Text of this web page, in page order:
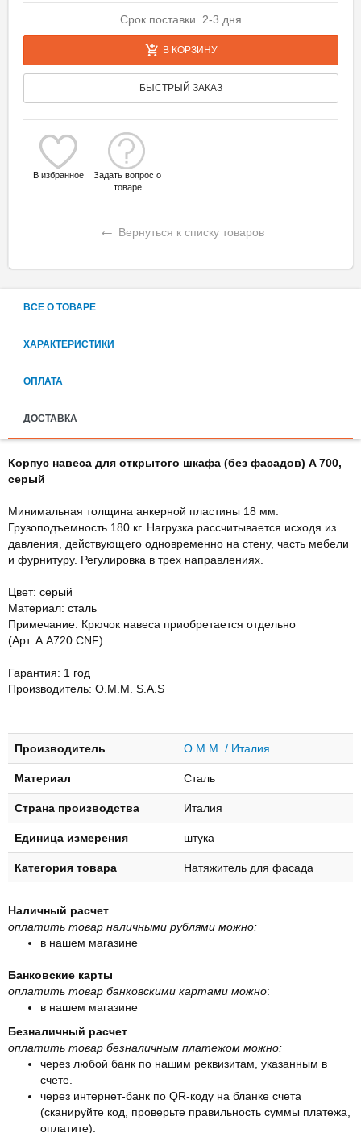
Срок поставки 2-3 дня
В КОРЗИНУ
БЫСТРЫЙ ЗАКАЗ
В избранное
Задать вопрос о
товаре
← Вернуться к списку товаров
ВСЕ О ТОВАРЕ
ХАРАКТЕРИСТИКИ
ОПЛАТА
ДОСТАВКА
Корпус навеса для открытого шкафа (без фасадов) A 700,
серый
Минимальная толщина анкерной пластины 18 мм.
Грузоподъемность 180 кг. Нагрузка рассчитывается исходя из
давления, действующего одновременно на стену, часть мебели
и фурнитуру. Регулировка в трех направлениях.
Цвет: серый
Материал: сталь
Примечание: Крючок навеса приобретается отдельно
(Арт. A.A720.CNF)
Гарантия: 1 год
Производитель: O.M.M. S.A.S
Производитель O.M.M. / Италия
Материал Сталь
Страна производства Италия
Единица измерения штука
Категория товара Натяжитель для фасада
Наличный расчет
оплатить товар наличными рублями можно:
в нашем магазине
Банковские карты
оплатить товар банковскими картами можно:
в нашем магазине
Безналичный расчет
оплатить товар безналичным платежом можно:
через любой банк по нашим реквизитам, указанным в
счете.
через интернет-банк по QR-коду на бланке счета
(сканируйте код, проверьте правильность суммы платежа,
оплатите).